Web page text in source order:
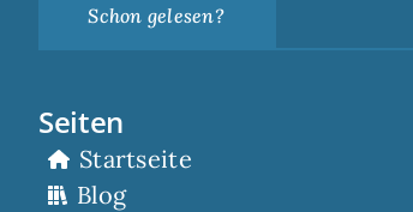
Schon gelesen?
Seiten
Startseite
Blog